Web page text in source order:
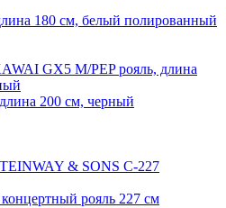
180 см, белый полированный
200 см, черный
рояль 227 см